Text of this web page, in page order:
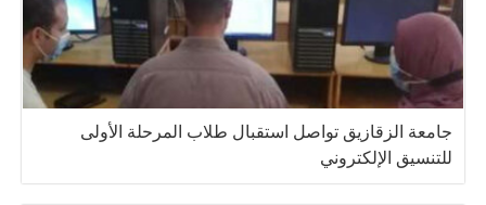
جامعة الزقازيق تواصل استقبال طلاب المرحلة الأولى
للتنسيق الإلكتروني